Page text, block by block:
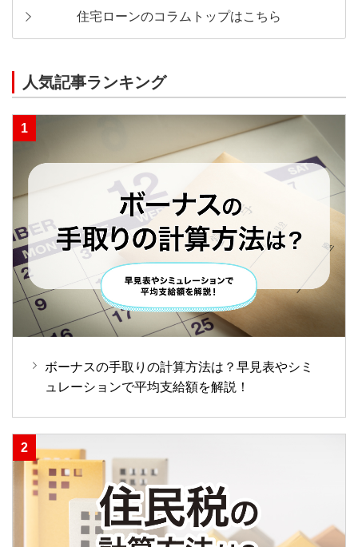
住宅ローンのコラムトップはこちら
人気記事ランキング
ボーナスの手取りの計算方法は？早見表やシミ
ュレーションで平均支給額を解説！